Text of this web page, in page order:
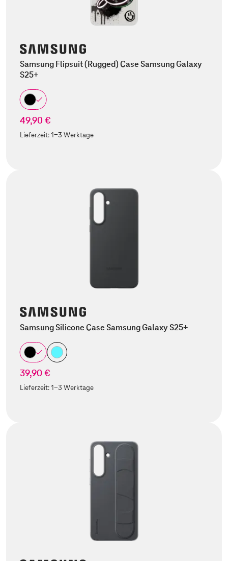
Samsung Flipsuit (Rugged) Case Samsung Galaxy
S25+
49,90 €
Lieferzeit:1-3 Werktage
Samsung Silicone Case Samsung Galaxy S25+
39,90 €
Lieferzeit:1-3 Werktage